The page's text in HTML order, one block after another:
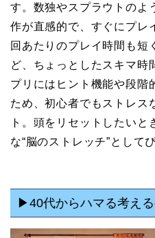
す。数独やスプラウトのよ
作が直感的で、すぐにプレ
回あたりのプレイ時間も短
ど、ちょっとしたスキマ時
プリにはヒント機能や段階
ため、初心者でもストレス
ト。頭をリセットしたい
な“脳のストレッチ”として
▶40代からハマる考え